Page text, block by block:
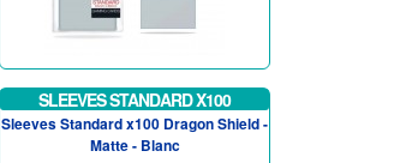
SLEEVES STANDARD X100
Sleeves Standard x100 Dragon Shield -
Matte - Blanc